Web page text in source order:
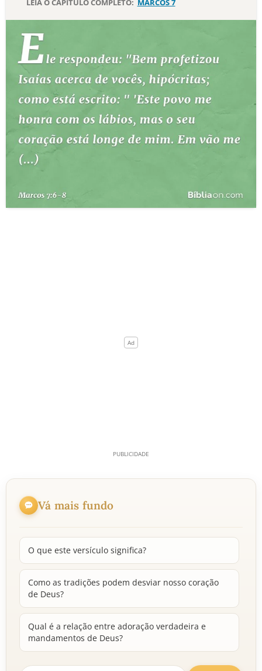
PERGUNTE À BÍBLIA IA
TERMO BÍBLICO
QUEM SOMOS
LOJA BÍBLIAON
LEIA O CAPÍTULO COMPLETO: MARCOS 7
Vá mais fundo
O que este versículo significa?
Como as tradições podem desviar nosso coração
de Deus?
Qual é a relação entre adoração verdadeira e
mandamentos de Deus?